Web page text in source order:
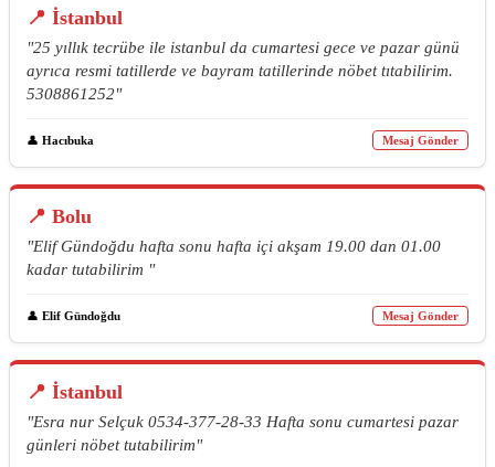
📍 İstanbul
"25 yıllık tecrübe ile istanbul da cumartesi gece ve pazar günü
ayrıca resmi tatillerde ve bayram tatillerinde nöbet tıtabilirim.
5308861252"
👤 Hacıbuka Mesaj Gönder
📍 Bolu
"Elif Gündoğdu hafta sonu hafta içi akşam 19.00 dan 01.00
kadar tutabilirim "
👤 Elif Gündoğdu Mesaj Gönder
📍 İstanbul
"Esra nur Selçuk 0534-377-28-33 Hafta sonu cumartesi pazar
günleri nöbet tutabilirim"